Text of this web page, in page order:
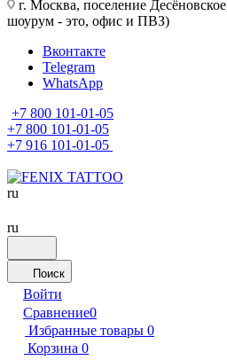
г. Москва, поселение
шоурум - это, офис и ПВЗ)
Вконтакте
Telegram
WhatsApp
+7 800 101-01-05
+7 800 101-01-05
+7 916 101-01-05
ru
ru
Поиск
Войти
Сравнение0
Избранные товары 0
Корзина 0